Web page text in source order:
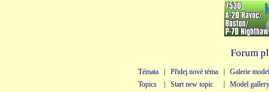
Forum
Témata Přidej nové téma
Galerie
Topics
Start new topic Model gallery